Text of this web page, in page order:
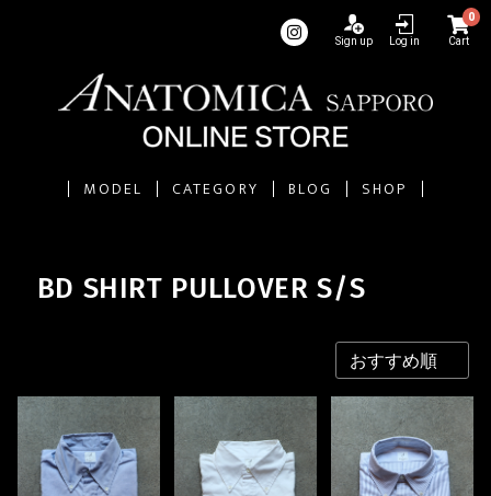
Sign up Log in
0
Cart
MODEL CATEGORY BLOG SHOP
BD SHIRT PULLOVER S/S